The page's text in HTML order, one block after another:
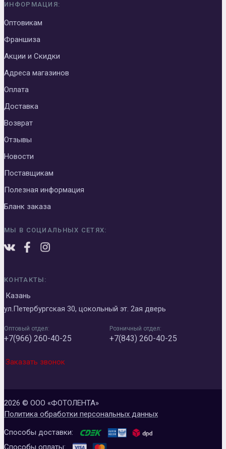
ИНФОРМАЦИЯ:
Оптовикам
Франшиза
Акции и Скидки
Адреса магазинов
Оплата
Доставка
Возврат
Отзывы
Новости
Поставщикам
Полезная информация
Бланк заказа
МЫ В СОЦИАЛЬНЫХ СЕТЯХ:
КОНТАКТЫ:
Казань
ул.Петербургская 30, цокольный эт. 2ая дверь
Оптовый отдел:
+7(966) 260-40-25
Розничный отдел:
+7(843) 260-40-25
Заказать звонок
2026 © ООО «ФОТОЛЕНТА»
Политика обработки персональных данных
Способы доставки:
Способы оплаты: